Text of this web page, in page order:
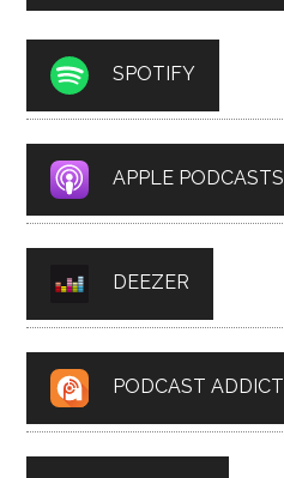
SPOTIFY
APPLE PODCASTS
DEEZER
PODCAST ADDICT